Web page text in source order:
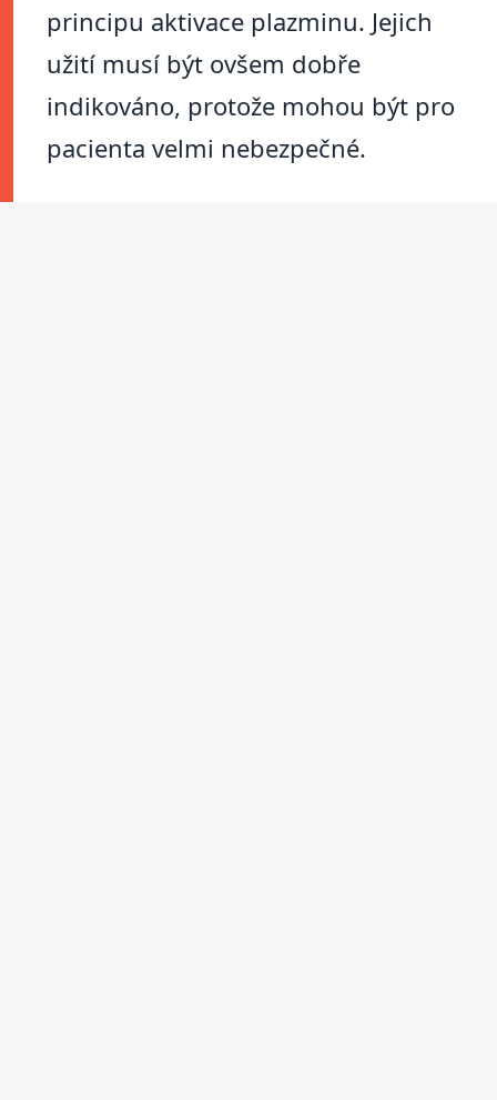
principu aktivace plazminu. Jejich
užití musí být ovšem dobře
indikováno, protože mohou být pro
pacienta velmi nebezpečné.